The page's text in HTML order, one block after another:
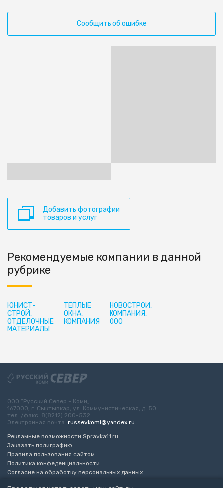
Сообщить об ошибке
Добавить фотографии
товаров и услуг
Рекомендуемые компании в данной
рубрике
ЮНИСТ-
СТРОЙ,
ОТДЕЛОЧНЫЕ
МАТЕРИАЛЫ
ТЁПЛЫЕ
ОКНА,
КОМПАНИЯ
НОВОСТРОЙ,
КОМПАНИЯ,
ООО
ООО “Русский Север - Коми„
167000, г. Сыктывкар, ул. Коммунистическая, д. 50
тел. /факс: 8(8212) 200-532
Электронная почта: russevkomi@yandex.ru
Рекламные возможности Spravka11.ru
Заказать полиграфию
Правила пользования сайтом
Политика конфеденциальности
Согласие на обработку персональных данных